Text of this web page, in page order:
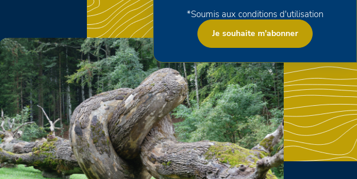
*Soumis aux conditions d'utilisation
Je souhaite m'abonner